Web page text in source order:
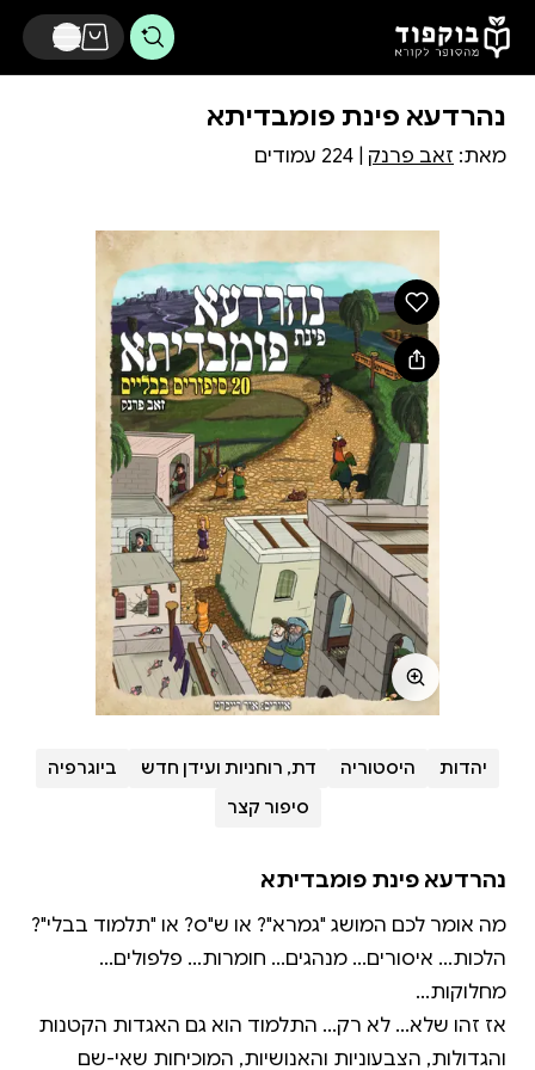
דלג לתוכן הראשי
נהרדעא פינת פומבדיתא
מאת: זאב פרנק
יהדות היסטוריה דת, רוחניות ועידן חדש
ביוגרפיה
סיפור קצר
נהרדעא פינת פומבדיתא
מה אומר לכם המושג "גמרא"? או ש"ס? או "תלמוד בבלי"?
הלכות... איסורים... מנהגים... חומרות... פלפולים...
אז זהו שלא... לא רק... התלמוד הוא גם האגדות הקטנות
והגדולות, הצבעוניות והאנושיות, המוכיחות שאי-שם